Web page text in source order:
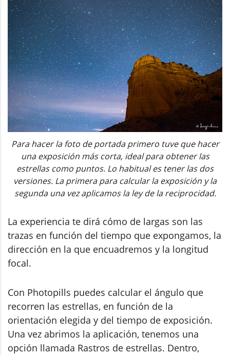
Para hacer la foto de portada primero tuve que hacer
una exposición más corta, ideal para obtener las
estrellas como puntos. Lo habitual es tener las dos
versiones. La primera para calcular la exposición y la
segunda una vez aplicamos la ley de la reciprocidad.
La experiencia te dirá cómo de largas son las
trazas en función del tiempo que expongamos, la
dirección en la que encuadremos y la longitud
focal.
Con Photopills puedes calcular el ángulo que
recorren las estrellas, en función de la
orientación elegida y del tiempo de exposición.
Una vez abrimos la aplicación, tenemos una
opción llamada Rastros de estrellas. Dentro,